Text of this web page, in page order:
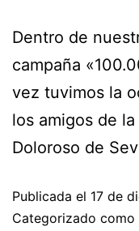
Dentro de
campaña
vez tuvimos la
los amigos de
Doloroso de
Publicada el 17 de
Categorizado como